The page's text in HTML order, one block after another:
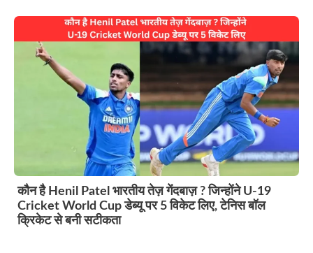
कौन है Henil Patel भारतीय तेज़ गेंदबाज़ ? जिन्होंने U-19
Cricket World Cup डेब्यू पर 5 विकेट लिए, टेनिस बॉल
क्रिकेट से बनी सटीकता